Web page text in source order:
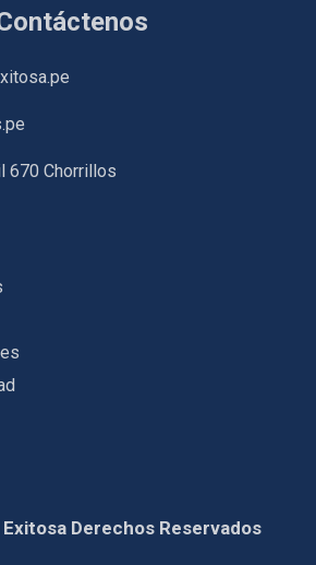
670 Chorrillos
Derechos Reservados